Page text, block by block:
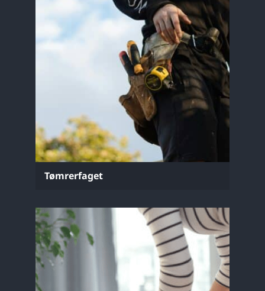
Tømrerfaget